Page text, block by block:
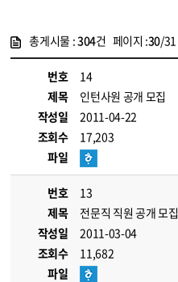
총게시물 :304건 페이지 :30/31
번호
14
제목
인턴사원 공개 모집
작성일
2011-04-22
조회수
17,203
파일
번호
13
제목
전문직 직원 공개 모집
작성일
2011-03-04
조회수
11,682
파일